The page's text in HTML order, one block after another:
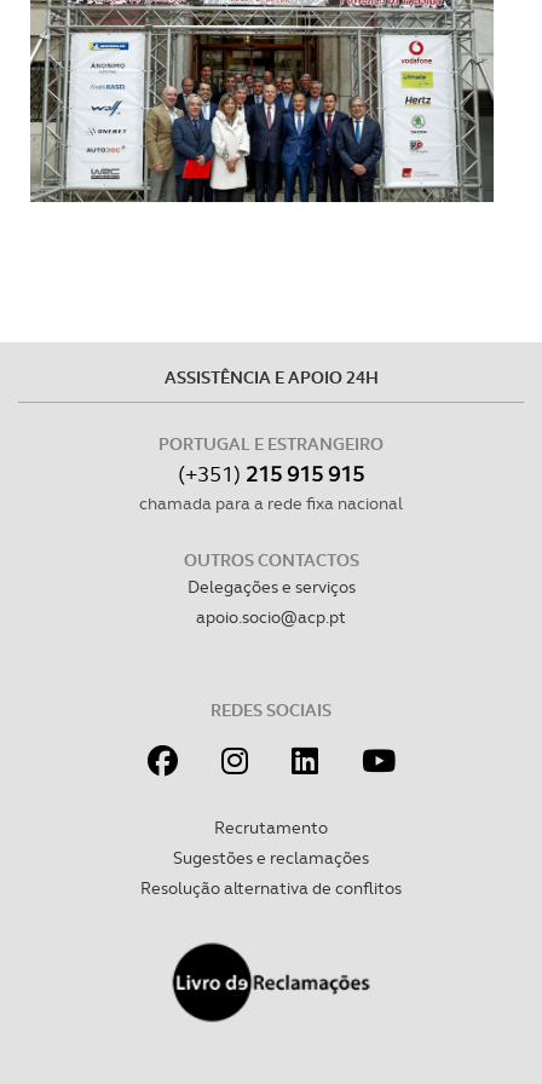
Realçamos que o bloqueio de certo tipo de Cookies e
tecnologias similares pode ter impacto na sua
experiência de navegação no Website e nos serviços
disponibilizados.
Consulte a política de cookies do site.
ASSISTÊNCIA E APOIO 24H
PORTUGAL E ESTRANGEIRO
(+351) 215 915 915
chamada para a rede fixa nacional
OUTROS CONTACTOS
Delegações e serviços
apoio.socio@acp.pt
REDES SOCIAIS
Recrutamento
Sugestões e reclamações
Resolução alternativa de conflitos